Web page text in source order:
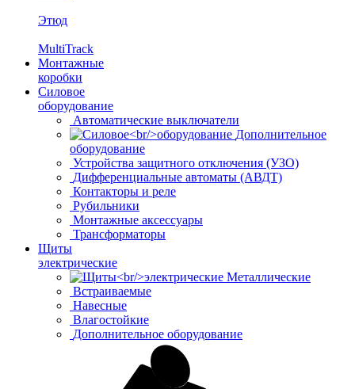
Этюд
MultiTrack
Монтажные
коробки
Силовое
оборудование
Автоматические выключатели
Дополнительное
оборудование
Устройства защитного отключения (УЗО)
Дифференциальные автоматы (АВДТ)
Контакторы и реле
Рубильники
Монтажные аксессуары
Трансформаторы
Щиты
электрические
Металлические
Встраиваемые
Навесные
Влагостойкие
Дополнительное оборудование